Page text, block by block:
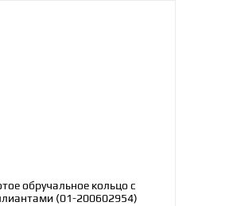
обручальное кольцо с
(01-200602954)